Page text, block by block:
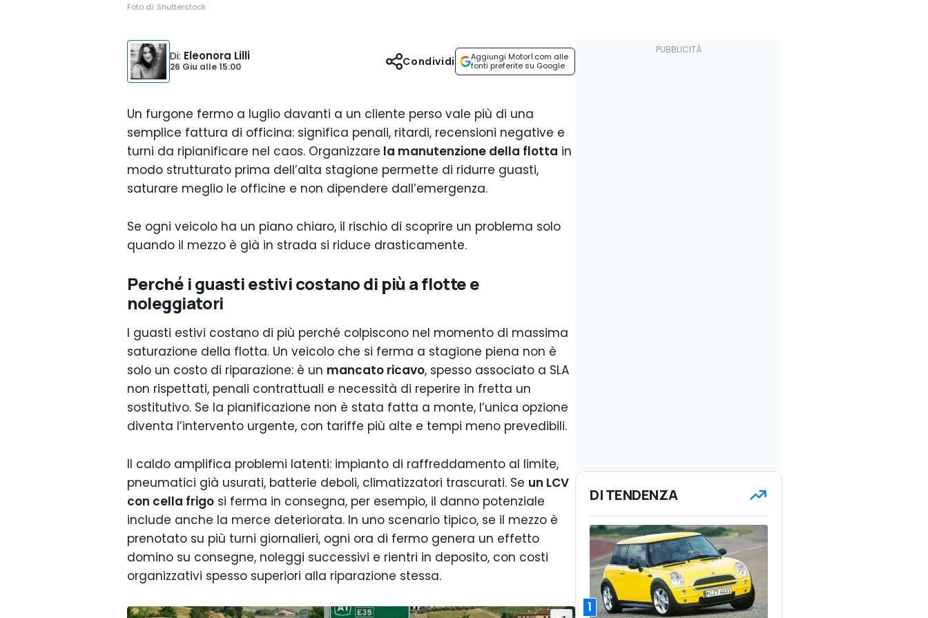
Foto di: Shutterstock
Di: Eleonora Lilli
26 Giu alle15:00
Aggiungi Motor1.com alle
fonti preferite su Google
Condividi
Un furgone fermo a luglio davanti a un cliente perso vale più di una
semplice fattura di officina: significa penali, ritardi, recensioni negative e
turni da ripianificare nel caos. Organizzare la manutenzione della flotta in
modo strutturato prima dell’alta stagione permette di ridurre guasti,
saturare meglio le officine e non dipendere dall’emergenza.
Se ogni veicolo ha un piano chiaro, il rischio di scoprire un problema solo
quando il mezzo è già in strada si riduce drasticamente.
Perché i guasti estivi costano di più a flotte e
noleggiatori
I guasti estivi costano di più perché colpiscono nel momento di massima
saturazione della flotta. Un veicolo che si ferma a stagione piena non è
solo un costo di riparazione: è un mancato ricavo, spesso associato a SLA
non rispettati, penali contrattuali e necessità di reperire in fretta un
sostitutivo. Se la pianificazione non è stata fatta a monte, l’unica opzione
diventa l’intervento urgente, con tariffe più alte e tempi meno prevedibili.
Il caldo amplifica problemi latenti: impianto di raffreddamento al limite,
pneumatici già usurati, batterie deboli, climatizzatori trascurati. Se un LCV
con cella frigo si ferma in consegna, per esempio, il danno potenziale
include anche la merce deteriorata. In uno scenario tipico, se il mezzo è
prenotato su più turni giornalieri, ogni ora di fermo genera un effetto
domino su consegne, noleggi successivi e rientri in deposito, con costi
organizzativi spesso superiori alla riparazione stessa.
DI TENDENZA
1